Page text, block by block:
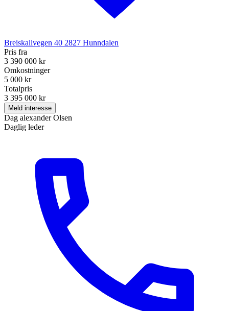
Breiskallvegen 40 2827 Hunndalen
Pris fra
3 390 000 kr
Omkostninger
5 000 kr
Totalpris
3 395 000 kr
Meld interesse
Dag alexander Olsen
Daglig leder